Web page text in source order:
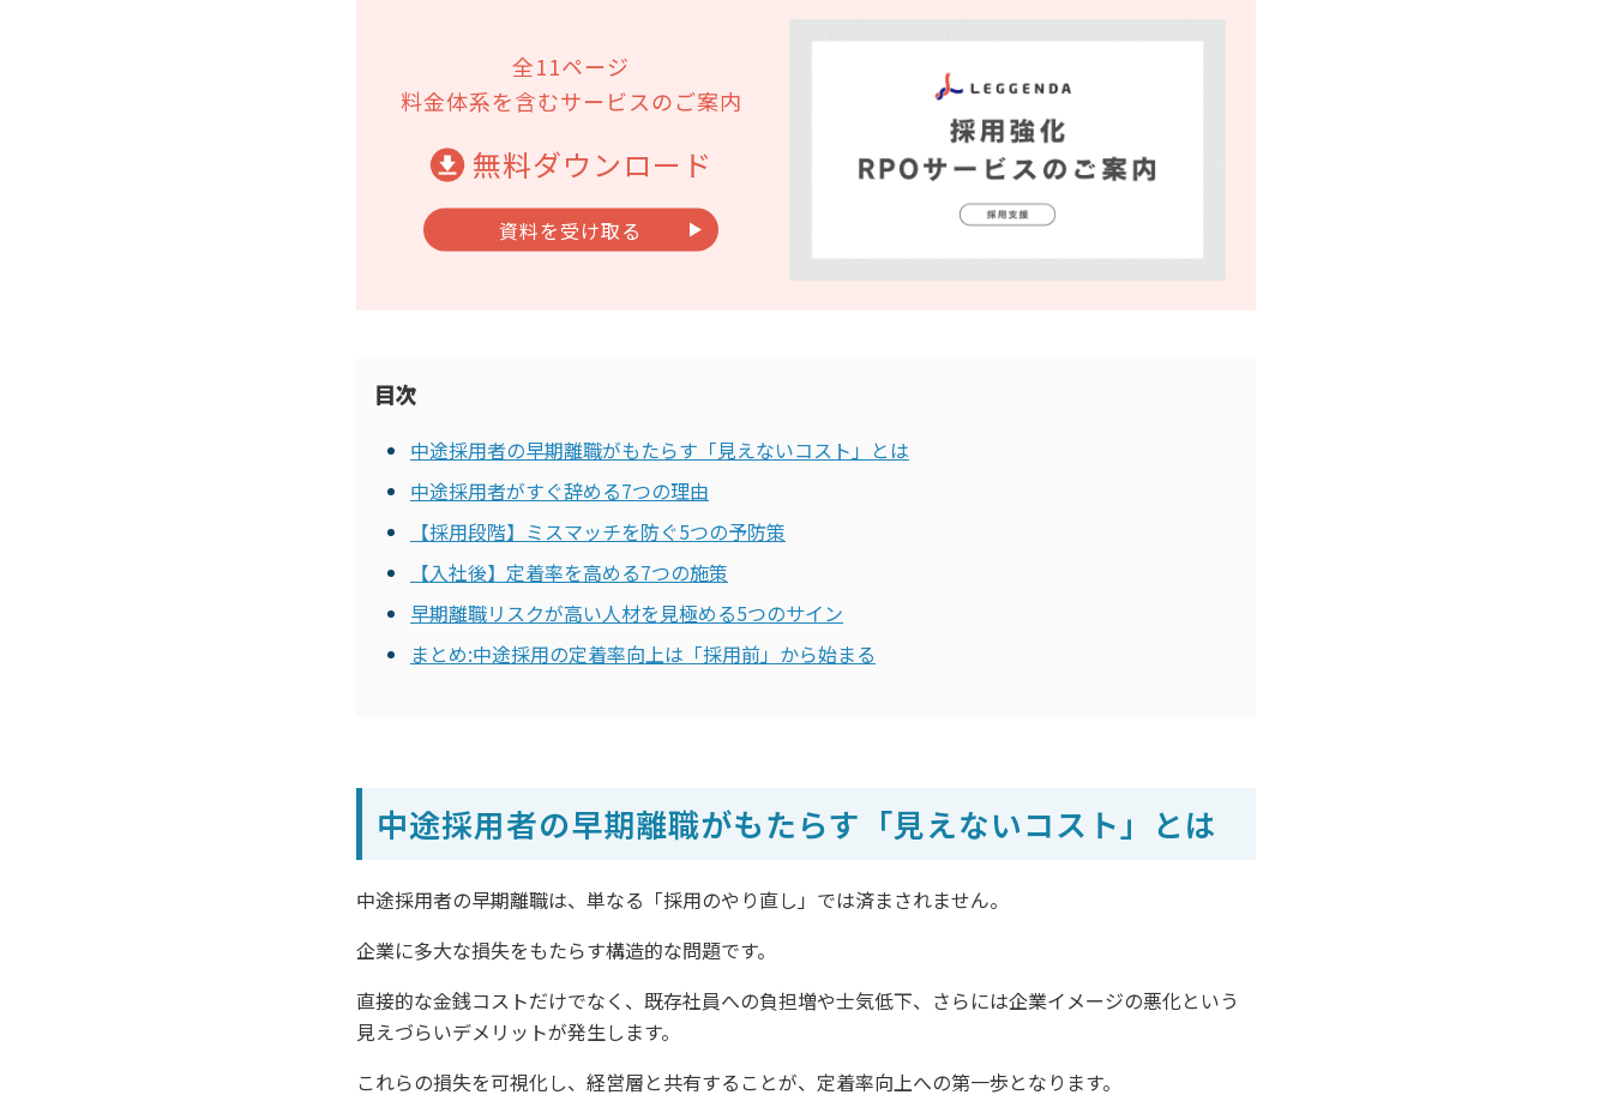
全11ページ
料金体系を含むサービスのご案内
無料ダウンロード
資料を受け取る
目次
中途採用者の早期離職がもたらす「見えないコスト」とは
中途採用者がすぐ辞める7つの理由
【採用段階】ミスマッチを防ぐ5つの予防策
【入社後】定着率を高める7つの施策
早期離職リスクが高い人材を見極める5つのサイン
まとめ:中途採用の定着率向上は「採用前」から始まる
中途採用者の早期離職がもたらす「見えないコスト」とは
中途採用者の早期離職は、単なる「採用のやり直し」では済まされません。
企業に多大な損失をもたらす構造的な問題です。
直接的な金銭コストだけでなく、既存社員への負担増や士気低下、さらには企業イメージの悪化という
見えづらいデメリットが発生します。
これらの損失を可視化し、経営層と共有することが、定着率向上への第一歩となります。